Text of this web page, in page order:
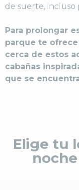
de suerte, incluso
Para prolongar
parque te
cerca de estos
cabañas
que se
Elige tu